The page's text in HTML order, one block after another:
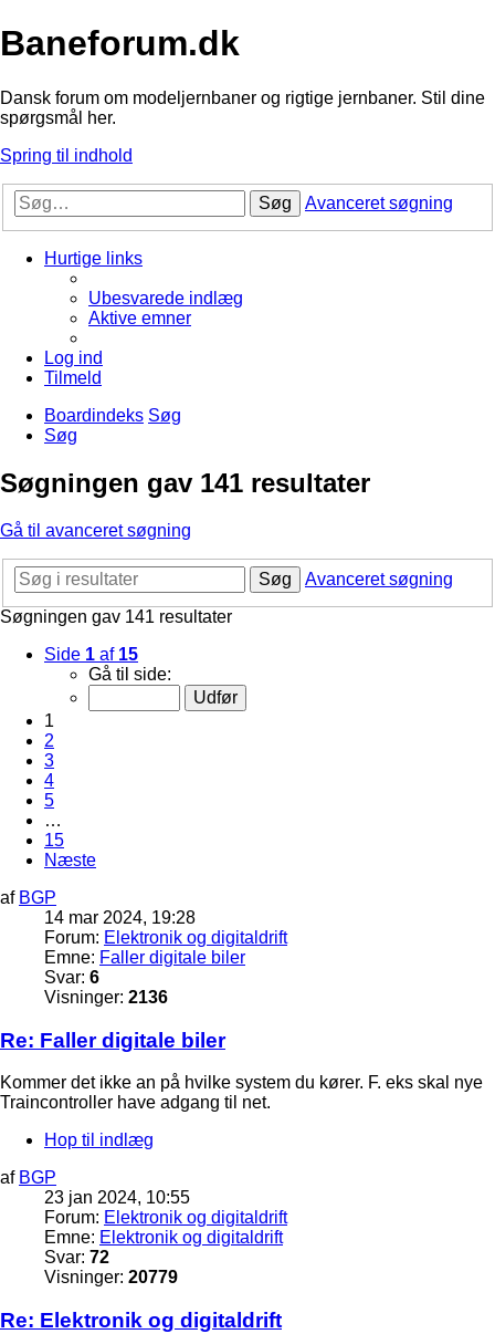
Baneforum.dk
Dansk forum om modeljernbaner og rigtige jernbaner. Stil dine
spørgsmål her.
Spring til indhold
Søg Avanceret søgning
Hurtige links
Ubesvarede indlæg
Aktive emner
Log ind
Tilmeld
Boardindeks Søg
Søg
Søgningen gav 141 resultater
Gå til avanceret søgning
Søg
Avanceret søgning
Søgningen gav 141 resultater
Side 1 af 15
Gå til side:
1
2
3
4
5
…
15
Næste
af BGP
14 mar 2024, 19:28
Forum: Elektronik og digitaldrift
Emne: Faller digitale biler
Svar: 6
Visninger: 2136
Re: Faller digitale biler
Kommer det ikke an på hvilke system du kører. F. eks skal nye
Traincontroller have adgang til net.
Hop til indlæg
af BGP
23 jan 2024, 10:55
Forum: Elektronik og digitaldrift
Emne: Elektronik og digitaldrift
Svar: 72
Visninger: 20779
Re: Elektronik og digitaldrift